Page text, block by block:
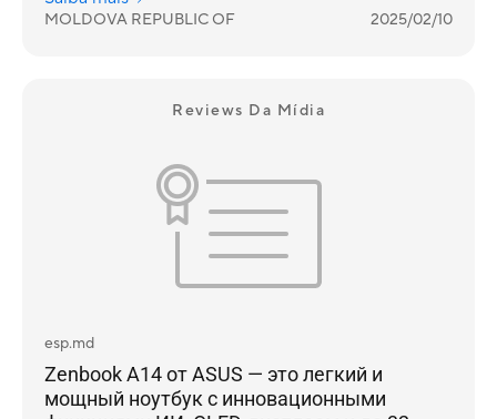
глубокую интеграцию ИИ и невероятную
MOLDOVA REPUBLIC OF 2025/02/10
Reviews Da Mídia
esp.md
Zenbook A14 от ASUS — это легкий и
мощный ноутбук с инновационными